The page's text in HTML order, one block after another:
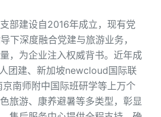
部建设自2016年成立，现有党
下深度融合党建与旅游业务，
，为企业注入权威背书。近年成
团建、新加坡newcloud国际联
南师附中国际班研学等上万个
旅游、康养避暑等多类型，彰显